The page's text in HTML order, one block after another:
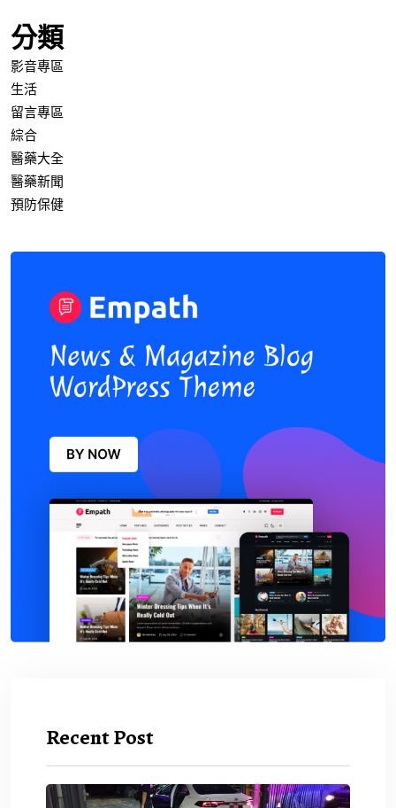
分類
影音專區
生活
留言專區
綜合
醫藥大全
醫藥新聞
預防保健
Recent Post